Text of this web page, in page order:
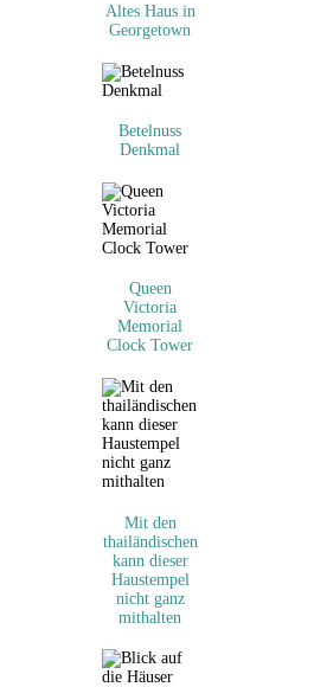
Altes Haus in
Georgetown
Betelnuss
Denkmal
Queen
Victoria
Memorial
Clock Tower
Mit den
thailändischen
kann dieser
Haustempel
nicht ganz
mithalten